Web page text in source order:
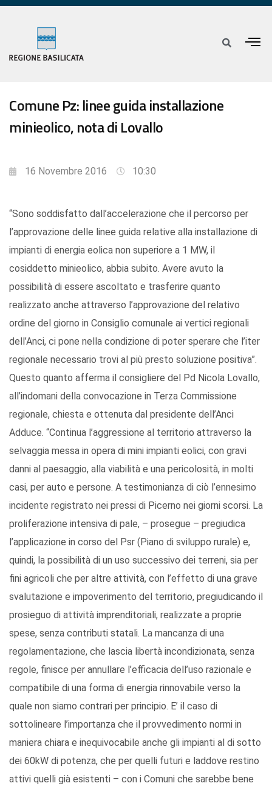
Comune Pz: linee guida installazione
minieolico, nota di Lovallo
16 Novembre 2016 10:30
“Sono soddisfatto dall’accelerazione che il percorso per
l’approvazione delle linee guida relative alla installazione di
impianti di energia eolica non superiore a 1 MW, il
cosiddetto minieolico, abbia subito. Avere avuto la
possibilità di essere ascoltato e trasferire quanto
realizzato anche attraverso l’approvazione del relativo
ordine del giorno in Consiglio comunale ai vertici regionali
dell’Anci, ci pone nella condizione di poter sperare che l’iter
regionale necessario trovi al più presto soluzione positiva”.
Questo quanto afferma il consigliere del Pd Nicola Lovallo,
all’indomani della convocazione in Terza Commissione
regionale, chiesta e ottenuta dal presidente dell’Anci
Adduce. “Continua l’aggressione al territorio attraverso la
selvaggia messa in opera di mini impianti eolici, con gravi
danni al paesaggio, alla viabilità e una pericolosità, in molti
casi, per auto e persone. A testimonianza di ciò l’ennesimo
incidente registrato nei pressi di Picerno nei giorni scorsi. La
proliferazione intensiva di pale, – prosegue – pregiudica
l’applicazione in corso del Psr (Piano di sviluppo rurale) e,
quindi, la possibilità di un uso successivo dei terreni, sia per
fini agricoli che per altre attività, con l’effetto di una grave
svalutazione e impoverimento del territorio, pregiudicando il
prosieguo di attività imprenditoriali, realizzate a proprie
spese, senza contributi statali. La mancanza di una
regolamentazione, che lascia libertà incondizionata, senza
regole, finisce per annullare l’efficacia dell’uso razionale e
compatibile di una forma di energia rinnovabile verso la
quale non siamo contrari per principio. E’ il caso di
sottolineare l’importanza che il provvedimento normi in
maniera chiara e inequivocabile anche gli impianti al di sotto
dei 60kW di potenza, che per quelli futuri e laddove restino
attivi quelli già esistenti – con i Comuni che sarebbe bene